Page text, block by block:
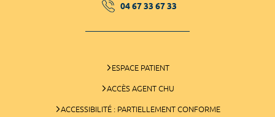
04 67 33 67 33
ESPACE PATIENT
ACCÈS AGENT CHU
ACCESSIBILITÉ : PARTIELLEMENT CONFORME